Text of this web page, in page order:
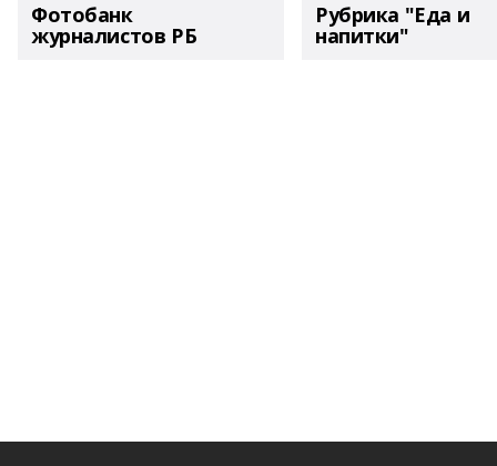
Фотобанк
журналистов РБ
Рубрика "Еда и
напитки"